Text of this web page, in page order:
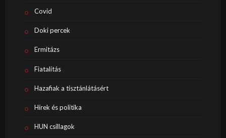
Covid
Doki percek
Ermitázs
Fiatalítás
Hazafiak a tisztánlátásért
Hírek és politika
HUN csillagok